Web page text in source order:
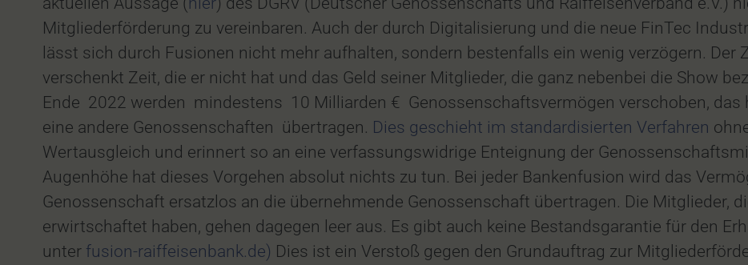
Mitgliederförderung zu vereinbaren. Auch der durch Digitalisierung und die neue FinTec
lässt sich durch Fusionen nicht mehr aufhalten, sondern bestenfalls ein wenig verzögern. Der
verschenkt Zeit, die er nicht hat und das Geld seiner Mitglieder, die ganz nebenbei die Show
Ende 2022 werden mindestens 10 Milliarden € Genossenschaftsvermögen verschoben, das
eine andere Genossenschaften übertragen. Dies geschieht im standardisierten Verfahren
Wertausgleich und erinnert so an eine verfassungswidrige Enteignung der
Augenhöhe hat dieses Vorgehen absolut nichts zu tun. Bei jeder Bankenfusion wird das
Genossenschaft ersatzlos an die übernehmende Genossenschaft übertragen. Die Mitglieder,
erwirtschaftet haben, gehen dagegen leer aus. Es gibt auch keine Bestandsgarantie für den
unter fusion-raiffeisenbank.de) Dies ist ein Verstoß gegen den Grundauftrag zur